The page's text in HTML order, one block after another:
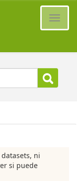
ni
si puede